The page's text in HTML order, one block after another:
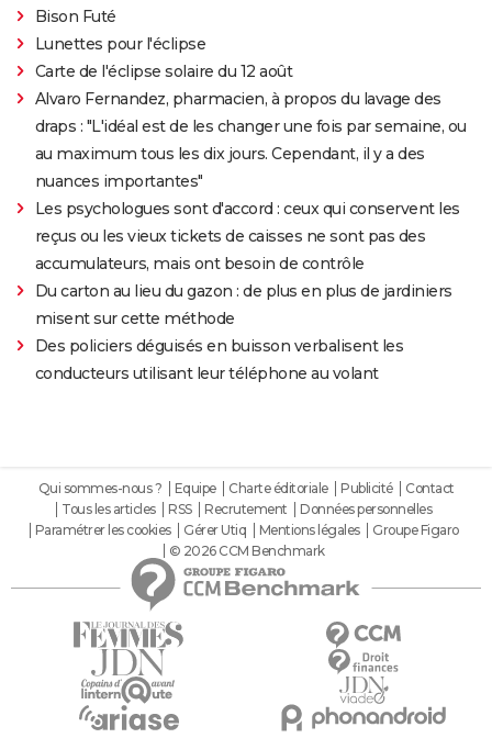
Bison Futé
Lunettes pour l'éclipse
Carte de l'éclipse solaire du 12 août
Alvaro Fernandez, pharmacien, à propos du lavage des
draps : "L'idéal est de les changer une fois par semaine, ou
au maximum tous les dix jours. Cependant, il y a des
nuances importantes"
Les psychologues sont d'accord : ceux qui conservent les
reçus ou les vieux tickets de caisses ne sont pas des
accumulateurs, mais ont besoin de contrôle
Du carton au lieu du gazon : de plus en plus de jardiniers
misent sur cette méthode
Des policiers déguisés en buisson verbalisent les
conducteurs utilisant leur téléphone au volant
Qui sommes-nous ? Equipe Charte éditoriale Publicité
Contact
Tous les articles
RSS Recrutement
Données personnelles
Paramétrer les cookies
Gérer Utiq Mentions légales
Groupe Figaro
© 2026 CCM Benchmark